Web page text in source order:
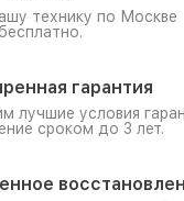
технику по Москве
гарантия
лучшие условия
сроком до 3 лет.